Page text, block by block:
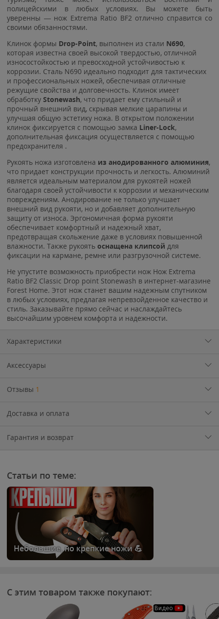
полицейскими в любых условиях. Вы можете быть
уверенны — нож Extrema Ratio BF2 отлично справится со
своими обязанностями.
Клинок формы Drop-Point, выполнен из стали N690,
которая известна своей высокой твердостью, отличной
износостойкостью и превосходной устойчивостью к
коррозии. Сталь N690 идеально подходит для тактических
и профессиональных ножей, обеспечивая отличные
режущие свойства и долговечность. Клинок имеет
обработку Stonewash, что придает ему стильный и
прочный внешний вид, скрывая мелкие царапины и
улучшая общую эстетику ножа. В открытом положении
клинок фиксируется с помощью замка Liner-Lock,
дополнительная фиксация осуществляется с помощью
предохранителя .
Рукоять ножа изготовлена из анодированного алюминия,
что придает конструкции прочность и легкость. Алюминий
является идеальным материалом для рукоятей ножей
благодаря своей устойчивости к коррозии и механическим
повреждениям. Анодирование не только улучшает
внешний вид рукояти, но и добавляет дополнительную
защиту от износа. Эргономичная форма рукояти
обеспечивает комфортный и надежный хват,
предотвращая скольжение даже в условиях повышенной
влажности. Также рукоять оснащена клипсой для
фиксации на кармане, ремне или разгрузочной системе.
Не упустите возможность приобрести нож Нож Extrema
Ratio BF2 Classic Drop point Stonewash в интернет-магазине
Forest Home. Этот нож станет вашим надежным спутником
в любых условиях, предлагая непревзойденное качество и
стиль. Заказывайте прямо сейчас и наслаждайтесь
высочайшим уровнем комфорта и надежности.
Характеристики
Аксессуары
Отзывы 1
Доставка и оплата
Гарантия и возврат
Статьи по теме:
Небольшие, но крепкие ножи 💪
С этим товаром также покупают:
Видео